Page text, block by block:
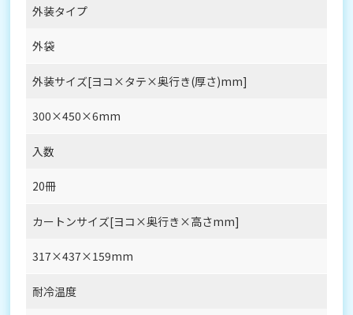
外装タイプ
外袋
外装サイズ[ヨコ×タテ×奥行き(厚さ)mm]
300×450×6mm
入数
20冊
カートンサイズ[ヨコ×奥行き×高さmm]
317×437×159mm
耐冷温度